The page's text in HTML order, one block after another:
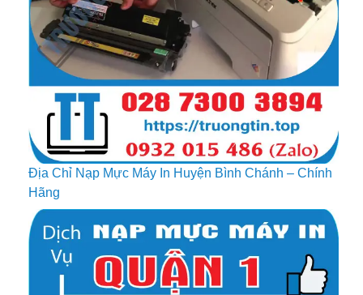
Địa Chỉ Nạp Mực Máy In Huyện Bình Chánh – Chính
Hãng